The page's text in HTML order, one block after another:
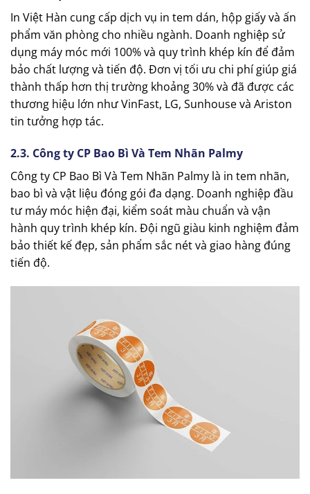
In Việt Hàn cung cấp dịch vụ in tem dán, hộp giấy và ấn
phẩm văn phòng cho nhiều ngành. Doanh nghiệp sử
dụng máy móc mới 100% và quy trình khép kín để đảm
bảo chất lượng và tiến độ. Đơn vị tối ưu chi phí giúp giá
thành thấp hơn thị trường khoảng 30% và đã được các
thương hiệu lớn như VinFast, LG, Sunhouse và Ariston
tin tưởng hợp tác.
2.3. Công ty CP Bao Bì Và Tem Nhãn Palmy
Công ty CP Bao Bì Và Tem Nhãn Palmy là in tem nhãn,
bao bì và vật liệu đóng gói đa dạng. Doanh nghiệp đầu
tư máy móc hiện đại, kiểm soát màu chuẩn và vận
hành quy trình khép kín. Đội ngũ giàu kinh nghiệm đảm
bảo thiết kế đẹp, sản phẩm sắc nét và giao hàng đúng
tiến độ.